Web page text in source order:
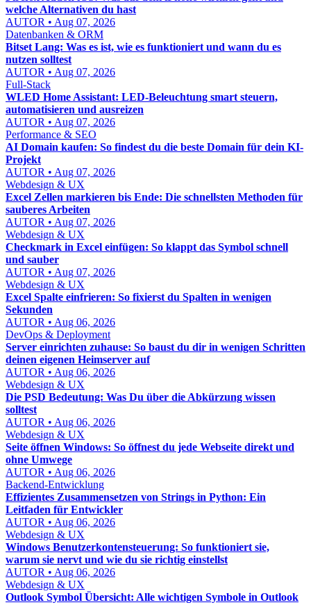
welche Alternativen du hast
AUTOR • Aug 07, 2026
Datenbanken & ORM
Bitset Lang: Was es ist, wie es funktioniert und wann du es
nutzen solltest
AUTOR • Aug 07, 2026
Full-Stack
WLED Home Assistant: LED-Beleuchtung smart steuern,
automatisieren und ausreizen
AUTOR • Aug 07, 2026
Performance & SEO
AI Domain kaufen: So findest du die beste Domain für dein KI-
Projekt
AUTOR • Aug 07, 2026
Webdesign & UX
Excel Zellen markieren bis Ende: Die schnellsten Methoden für
sauberes Arbeiten
AUTOR • Aug 07, 2026
Webdesign & UX
Checkmark in Excel einfügen: So klappt das Symbol schnell
und sauber
AUTOR • Aug 07, 2026
Webdesign & UX
Excel Spalte einfrieren: So fixierst du Spalten in wenigen
Sekunden
AUTOR • Aug 06, 2026
DevOps & Deployment
Server einrichten zuhause: So baust du dir in wenigen Schritten
deinen eigenen Heimserver auf
AUTOR • Aug 06, 2026
Webdesign & UX
Die PSD Bedeutung: Was Du über die Abkürzung wissen
solltest
AUTOR • Aug 06, 2026
Webdesign & UX
Seite öffnen Windows: So öffnest du jede Webseite direkt und
ohne Umwege
AUTOR • Aug 06, 2026
Backend-Entwicklung
Effizientes Zusammensetzen von Strings in Python: Ein
Leitfaden für Entwickler
AUTOR • Aug 06, 2026
Webdesign & UX
Windows Benutzerkontensteuerung: So funktioniert sie,
warum sie nervt und wie du sie richtig einstellst
AUTOR • Aug 06, 2026
Webdesign & UX
Outlook Symbol Übersicht: Alle wichtigen Symbole in Outlook